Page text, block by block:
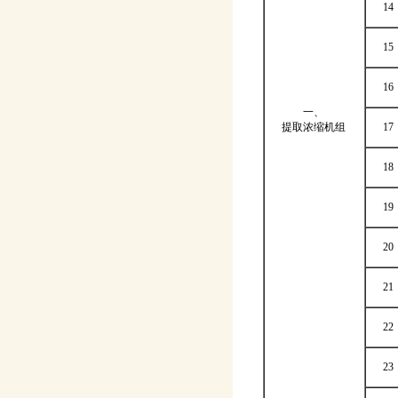
一、
提取浓缩机组
14
15
16
17
18
19
20
21
22
23